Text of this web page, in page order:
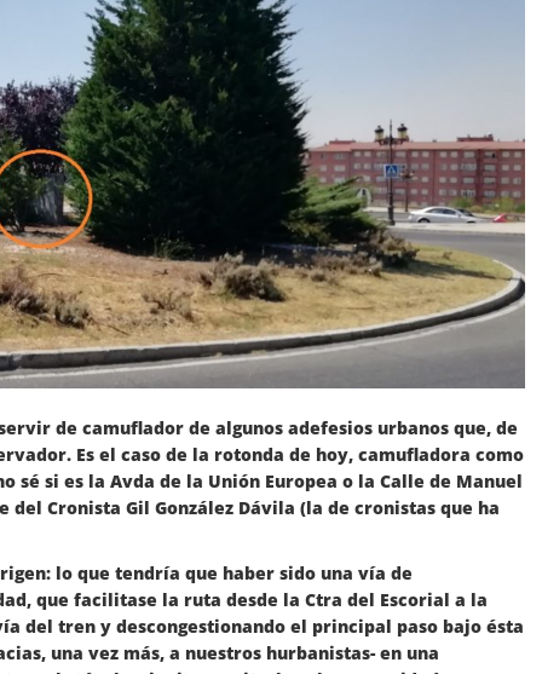
de camuflador de algunos adefesios urbanos que, de
Es el caso de la rotonda de hoy, camufladora como
sé si es la Avda de la Unión Europea o la Calle de Manuel
del Cronista Gil González Dávila (la de cronistas que ha
lo que tendría que haber sido una vía de
que facilitase la ruta desde la Ctra del Escorial a la
del tren y descongestionando el principal paso bajo ésta
una vez más, a nuestros hurbanistas- en una